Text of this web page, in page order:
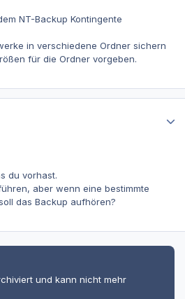
NT-Backup Kontingente
in verschiedene Ordner sichern
für die Ordner vorgeben.
du vorhast.
aber wenn eine bestimmte
das Backup aufhören?
und kann nicht mehr